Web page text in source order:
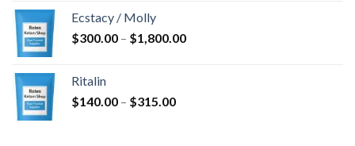
Ecstacy / Molly
$300.00 – $1,800.00Hinnavahemik:
Ritalin
$140.00 – $315.00Hinnavahemik: